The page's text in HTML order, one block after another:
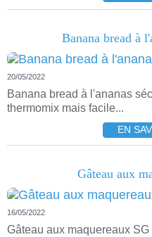
Banana bread à
20/05/2022
Banana bread à l'ananas
thermomix mais facile...
EN
Gâteau aux
16/05/2022
Gâteau aux maquereaux